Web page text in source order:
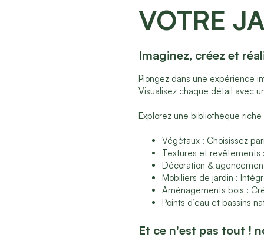
VOTRE
Imaginez, créez et
Plongez dans une expérience
Visualisez chaque détail avec
Explorez une bibliothèque
Végétaux : Choisissez
Textures et revêtements
Décoration &
Mobiliers de jardin :
Aménagements bois :
Points d’eau et bassins
Et ce n'est pas tout !